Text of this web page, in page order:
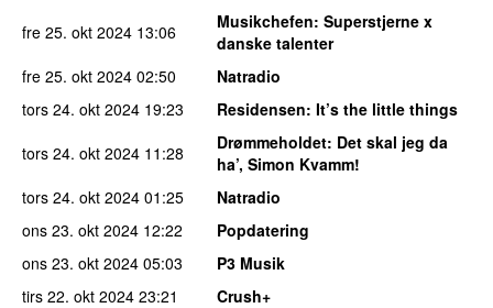
fre 25. okt 2024 13:06 Musikchefen: Superstjerne x
danske talenter
fre 25. okt 2024 02:50
Natradio
tors 24. okt 2024 19:23 Residensen: It’s the little things
tors 24. okt 2024 11:28 Drømmeholdet: Det skal jeg da
ha’, Simon Kvamm!
tors 24. okt 2024 01:25
Natradio
ons 23. okt 2024 12:22
Popdatering
ons 23. okt 2024 05:03
P3 Musik
tirs 22. okt 2024 23:21
Crush+